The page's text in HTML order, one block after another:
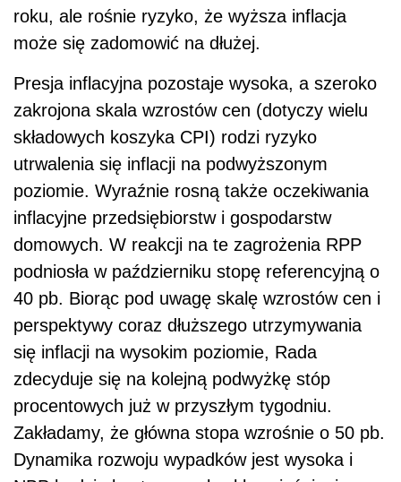
roku, ale rośnie ryzyko, że wyższa inflacja
może się zadomowić na dłużej.
Presja inflacyjna pozostaje wysoka, a szeroko
zakrojona skala wzrostów cen (dotyczy wielu
składowych koszyka CPI) rodzi ryzyko
utrwalenia się inflacji na podwyższonym
poziomie. Wyraźnie rosną także oczekiwania
inflacyjne przedsiębiorstw i gospodarstw
domowych. W reakcji na te zagrożenia RPP
podniosła w październiku stopę referencyjną o
40 pb. Biorąc pod uwagę skalę wzrostów cen i
perspektywy coraz dłuższego utrzymywania
się inflacji na wysokim poziomie, Rada
zdecyduje się na kolejną podwyżkę stóp
procentowych już w przyszłym tygodniu.
Zakładamy, że główna stopa wzrośnie o 50 pb.
Dynamika rozwoju wypadków jest wysoka i